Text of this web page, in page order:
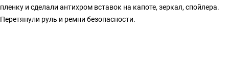
пленку и сделали антихром вставок на капоте, зеркал, спойлера.
Перетянули руль и ремни безопасности.